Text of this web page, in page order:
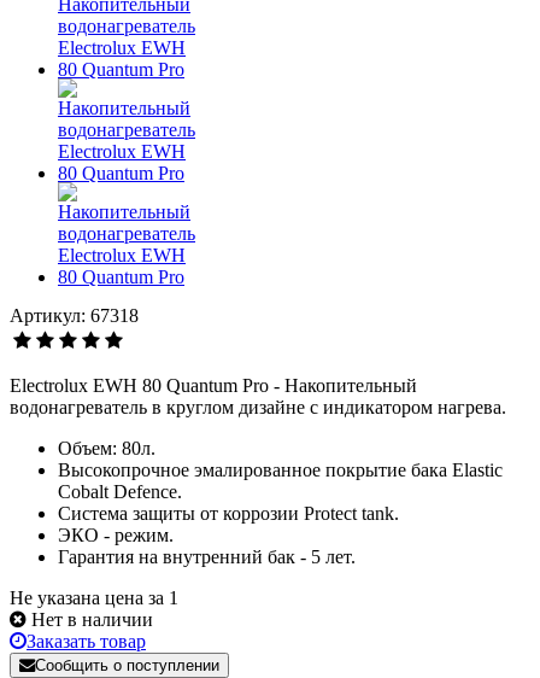
Артикул: 67318
Electrolux EWH 80 Quantum Pro - Накопительный
водонагреватель в круглом дизайне с индикатором нагрева.
Объем: 80л.
Высокопрочное эмалированное покрытие бака Elastic
Cobalt Defence.
Система защиты от коррозии Protect tank.
ЭКО - режим.
Гарантия на внутренний бак - 5 лет.
Не указана цена за 1
Нет в наличии
Заказать товар
Сообщить о поступлении